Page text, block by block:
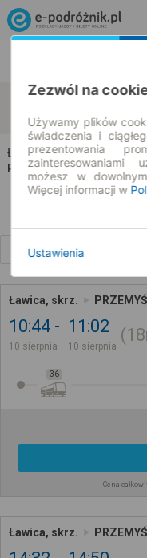
Ławica
Przemyśl
10.08.2026 | -- : --
Ławica → Przemyśl
Rozkład jazdy i bilety
Ławica, skrz.
10:44
10 sierpnia
11:02
10 sierpnia
36
Cena
Ławica, skrz.
Zezwól na
Używamy plików
świadczenia i
prezentowania
zainteresowaniami
możesz w
Więcej informacji w
Ustawienia